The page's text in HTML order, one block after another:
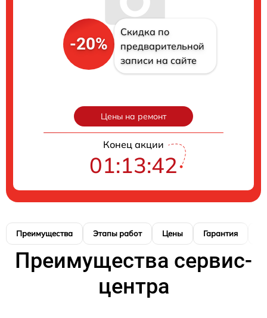
-20%
Скидка по
предварительной
записи на сайте
Цены на ремонт
Конец акции
01:13:41
Преимущества Этапы работ Цены Гарантия
Преимущества сервис-
центра